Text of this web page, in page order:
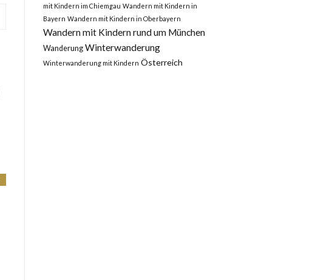
mit Kindern im Chiemgau Wandern mit Kindern in
Bayern Wandern mit Kindern in Oberbayern
Wandern mit Kindern rund um München
Wanderung Winterwanderung
Winterwanderung mit Kindern Österreich